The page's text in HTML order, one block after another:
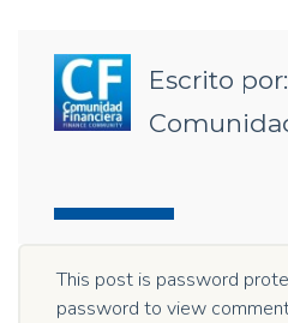
Escrito por:
This post is password
password to view